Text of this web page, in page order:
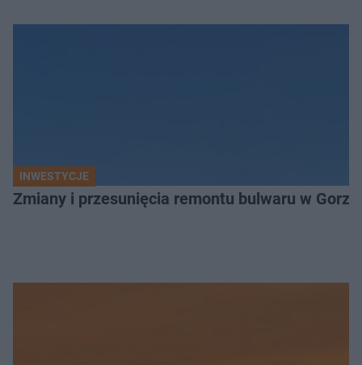
INWESTYCJE
Zmiany i przesunięcia remontu bulwaru w